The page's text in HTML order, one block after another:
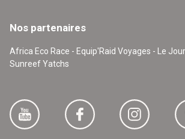
Nos partenaires
Africa Eco Race - Equip'Raid Voyages - Le
Sunreef Yatchs